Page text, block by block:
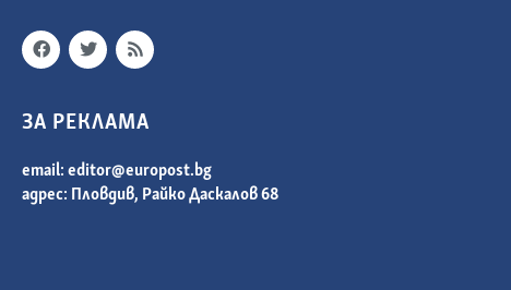
ЗА РЕКЛАМА
email:editor@europost.bg
адрес: Пловдив, Райко Даскалов 68